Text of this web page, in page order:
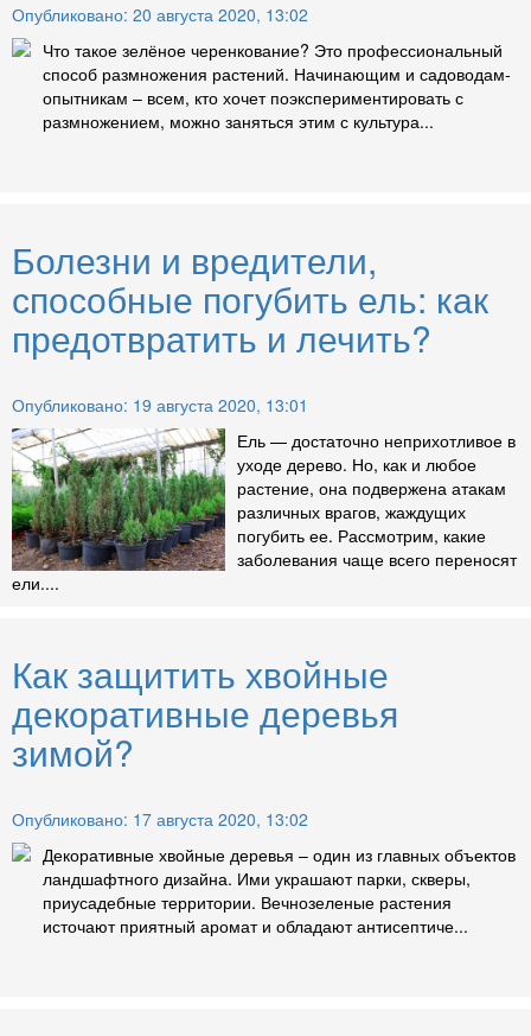
Опубликовано: 20 августа 2020, 13:02
Что такое зелёное черенкование? Это профессиональный
способ размножения растений. Начинающим и садоводам-
опытникам – всем, кто хочет поэкспериментировать с
размножением, можно заняться этим с культура...
Болезни и вредители,
способные погубить ель: как
предотвратить и лечить?
Опубликовано: 19 августа 2020, 13:01
Ель — достаточно неприхотливое в
уходе дерево. Но, как и любое
растение, она подвержена атакам
различных врагов, жаждущих
погубить ее. Рассмотрим, какие
заболевания чаще всего переносят
ели....
Как защитить хвойные
декоративные деревья
зимой?
Опубликовано: 17 августа 2020, 13:02
Декоративные хвойные деревья – один из главных объектов
ландшафтного дизайна. Ими украшают парки, скверы,
приусадебные территории. Вечнозеленые растения
источают приятный аромат и обладают антисептиче...